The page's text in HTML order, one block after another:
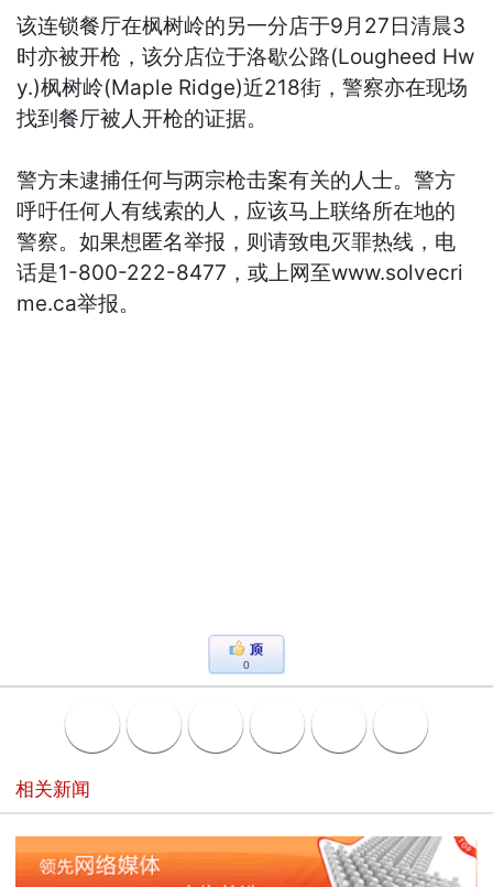
该连锁餐厅在枫树岭的另一分店于9月27日清晨3
时亦被开枪，该分店位于洛歇公路(Lougheed Hw
y.)枫树岭(Maple Ridge)近218街，警察亦在现场
找到餐厅被人开枪的证据。
警方未逮捕任何与两宗枪击案有关的人士。警方
呼吁任何人有线索的人，应该马上联络所在地的
警察。如果想匿名举报，则请致电灭罪热线，电
话是1-800-222-8477，或上网至www.solvecri
me.ca举报。
0
相关新闻